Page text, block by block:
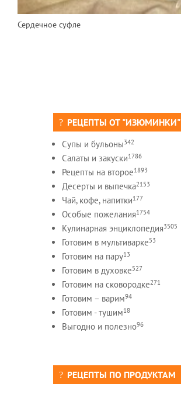
Сердечное суфле
РЕЦЕПТЫ ОТ "ИЗЮМИНКИ"
Супы и бульоны342
Салаты и закуски1786
Рецепты на второе1893
Десерты и выпечка2153
Чай, кофе, напитки177
Особые пожелания1754
Кулинарная энциклопедия3505
Готовим в мультиварке53
Готовим на пару13
Готовим в духовке527
Готовим на сковородке271
Готовим – варим94
Готовим - тушим18
Выгодно и полезно96
РЕЦЕПТЫ ПО ПРОДУКТАМ